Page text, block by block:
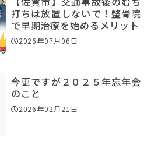
打ちは放置しないで！整骨院
で早期治療を始めるメリット
2026年07月06日
今更ですが２０２５年忘年会
のこと
2026年02月21日